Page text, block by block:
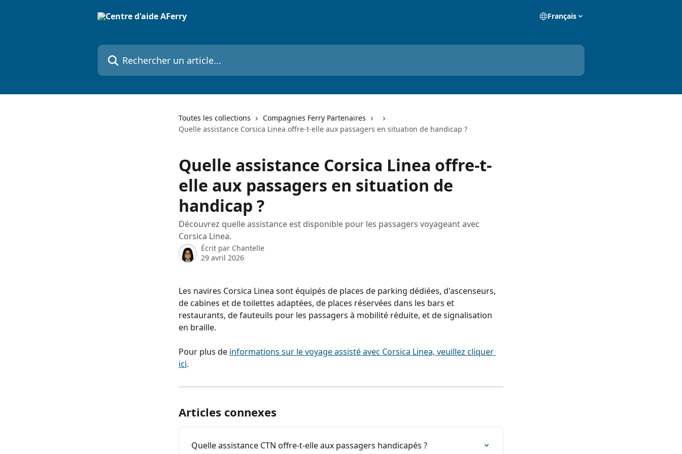
Français
Rechercher un article...
Toutes les collections
Compagnies Ferry Partenaires
Quelle assistance Corsica Linea offre-t-elle aux passagers en situation de handicap ?
Quelle assistance Corsica Linea offre-t-
elle aux passagers en situation de
handicap ?
Découvrez quelle assistance est disponible pour les passagers voyageant avec
Corsica Linea.
Écrit par Chantelle
29 avril 2026
Les navires Corsica Linea sont équipés de places de parking dédiées, d'ascenseurs,
de cabines et de toilettes adaptées, de places réservées dans les bars et
restaurants, de fauteuils pour les passagers à mobilité réduite, et de signalisation
en braille.
Pour plus de informations sur le voyage assisté avec Corsica Linea, veuillez cliquer
ici.
Articles connexes
Quelle assistance CTN offre-t-elle aux passagers handicapés ?